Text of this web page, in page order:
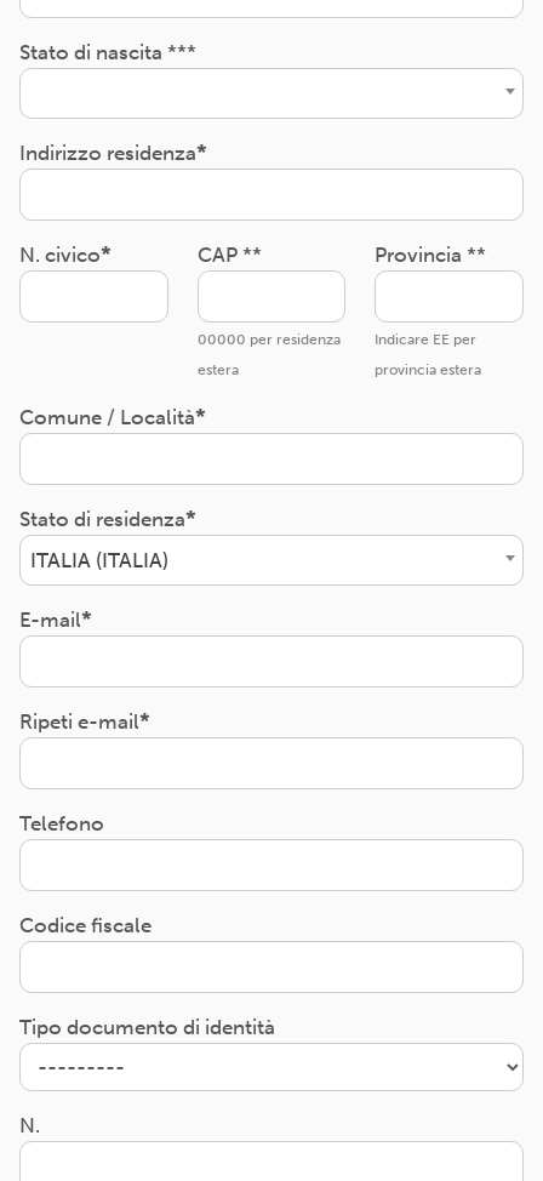
Stato di nascita ***
Indirizzo residenza
N. civico CAP **
00000 per residenza
estera
Provincia **
Indicare EE per
provincia estera
Comune / Località
Stato di residenza
ITALIA (ITALIA)
E-mail
Ripeti e-mail
Telefono
Codice fiscale
Tipo documento di identità
N.